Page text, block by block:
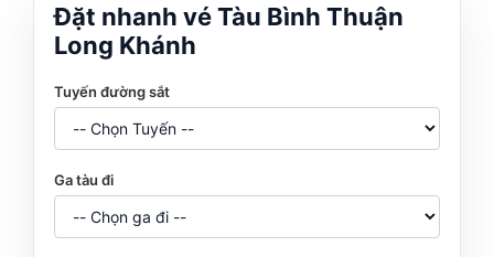
Đặt nhanh vé Tàu Bình Thuận
Long Khánh
Tuyến đường sắt
Ga tàu đi